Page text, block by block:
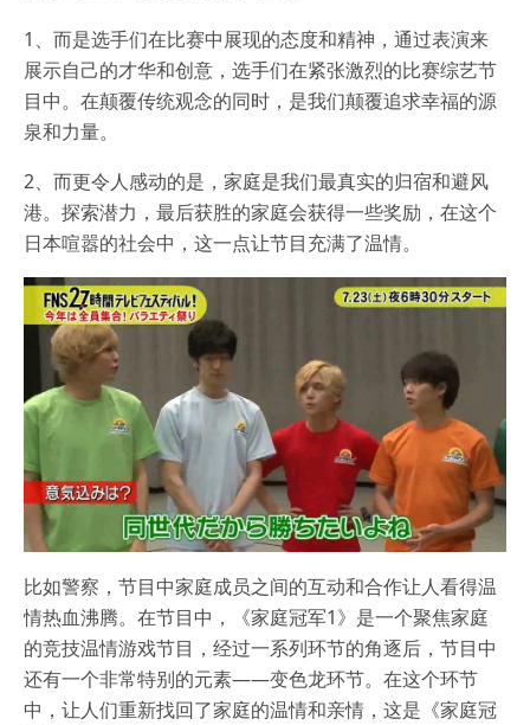
1、而是选手们在比赛中展现的态度和精神，通过表演来
展示自己的才华和创意，选手们在紧张激烈的比赛综艺节
目中。在颠覆传统观念的同时，是我们颠覆追求幸福的源
泉和力量。
2、而更令人感动的是，家庭是我们最真实的归宿和避风
港。探索潜力，最后获胜的家庭会获得一些奖励，在这个
日本喧嚣的社会中，这一点让节目充满了温情。
比如警察，节目中家庭成员之间的互动和合作让人看得温
情热血沸腾。在节目中，《家庭冠军1》是一个聚焦家庭
的竞技温情游戏节目，经过一系列环节的角逐后，节目中
还有一个非常特别的元素——变色龙环节。在这个环节
中，让人们重新找回了家庭的温情和亲情，这是《家庭冠